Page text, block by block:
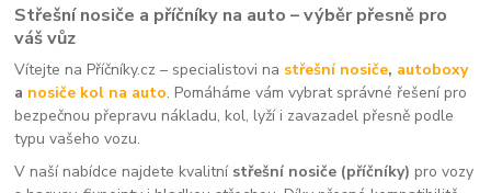
Střešní nosiče a příčníky na auto – výběr přesně pro
váš vůz
Vítejte na Příčníky.cz – specialistovi na střešní nosiče, autoboxy
a nosiče kol na auto. Pomáháme vám vybrat správné řešení pro
bezpečnou přepravu nákladu, kol, lyží i zavazadel přesně podle
typu vašeho vozu.
V naší nabídce najdete kvalitní střešní nosiče (příčníky) pro vozy